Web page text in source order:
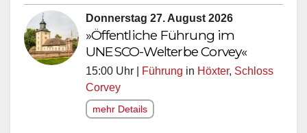
Donnerstag 27. August 2026
»Öffentliche Führung im
UNESCO-Welterbe Corvey«
15:00 Uhr | Führung in Höxter, Schloss
Corvey
mehr Details